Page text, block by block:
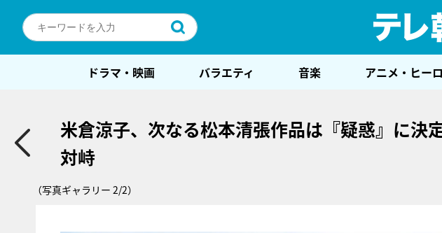
ドラマ・映画 バラエティ 音楽 アニメ・ヒー
米倉涼子、次なる松本清張作品は『疑惑』に決
対峙
（写真ギャラリー 2/2）